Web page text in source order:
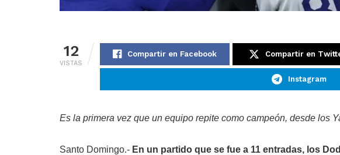
12
VISTAS
Compartir en Facebook Compartir en
Instagram
Es la primera vez que un equipo repite como campeón, desde los
Santo Domingo.- En un partido que se fue a 11 entradas, los